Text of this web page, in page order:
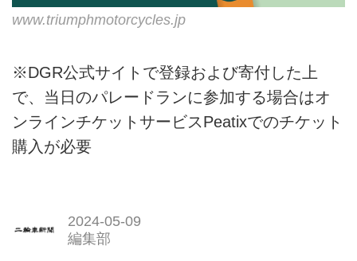
www.triumphmotorcycles.jp
※DGR公式サイトで登録および寄付した上
で、当日のパレードランに参加する場合はオ
ンラインチケットサービスPeatixでのチケット
購入が必要
2024-05-09
編集部